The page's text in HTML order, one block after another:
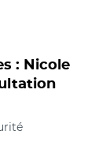
: Nicole